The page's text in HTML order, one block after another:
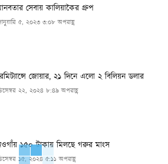
সেবায় কালিয়াকৈর গ্রুপ
৫, ২০২৩ ৩:০৮ অপরাহ্ণ
জোয়ার, ২১ দিনে এলো ২ বিলিয়ন ডলার
২২, ২০২৪ ৮:৪৯ অপরাহ্ণ
১৫০ টাকায় মিলছে গরুর মাংস
১৫, ২০২৪ ৫:১১ অপরাহ্ণ